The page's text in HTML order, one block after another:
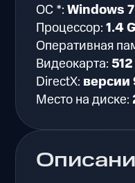
ОС *:Windows 7
Процессор:1.4
Оперативная
Видеокарта:
DirectX: версии
Место на диске: